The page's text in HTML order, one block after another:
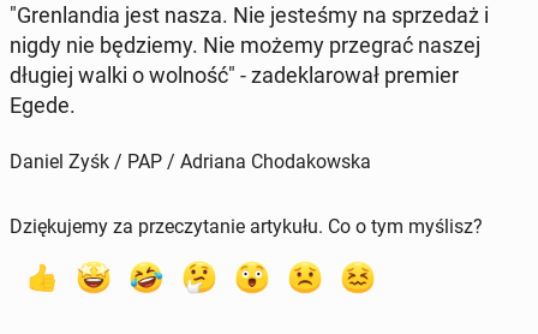
"Gren­lan­dia jest nasza. Nie je­ste­śmy na sprze­daż i
nigdy nie bę­dzie­my. Nie możemy prze­grać naszej
długiej walki o wolność" - za­de­kla­ro­wał premier
Egede.
Daniel Zyśk / PAP / Adriana Chodakowska
Dziękujemy za przeczytanie artykułu. Co o tym myślisz?